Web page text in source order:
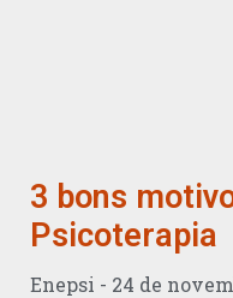
3 bons
Psicoterapia
Enepsi 24 de